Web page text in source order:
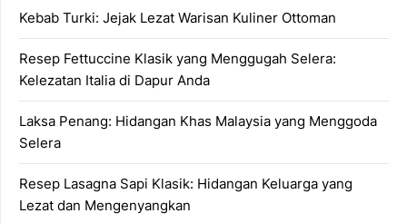
Kebab Turki: Jejak Lezat Warisan Kuliner Ottoman
Resep Fettuccine Klasik yang Menggugah Selera:
Kelezatan Italia di Dapur Anda
Laksa Penang: Hidangan Khas Malaysia yang Menggoda
Selera
Resep Lasagna Sapi Klasik: Hidangan Keluarga yang
Lezat dan Mengenyangkan